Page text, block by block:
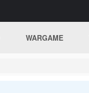
WARGAME